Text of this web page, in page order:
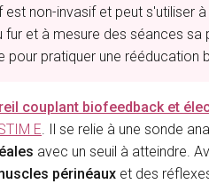
est non-invasif et peut s'utiliser
fur et à mesure des séances
pour pratiquer une
couplant biofeedback et
E. Il se relie à une sonde
avec un seuil à atteindre.
périnéaux et des